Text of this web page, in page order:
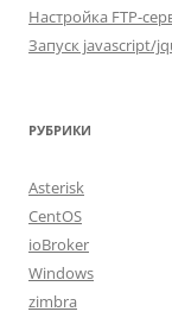
Настройка FTP-
Запуск javascript/
РУБРИКИ
Asterisk
CentOS
ioBroker
Windows
zimbra